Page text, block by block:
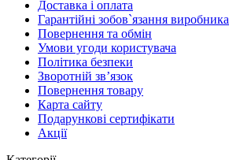
Доставка і оплата
Гарантійні зобов`язання виробника
Повернення та обмін
Умови угоди користувача
Політика безпеки
Зворотній зв’язок
Повернення товару
Карта сайту
Подарункові сертифікати
Акції